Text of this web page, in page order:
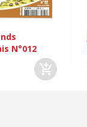
N°012